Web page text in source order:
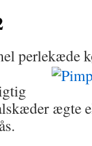
perlekæde
ægte